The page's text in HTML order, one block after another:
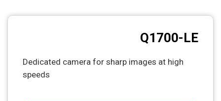
Q1700-LE
Dedicated camera for sharp images at high
speeds